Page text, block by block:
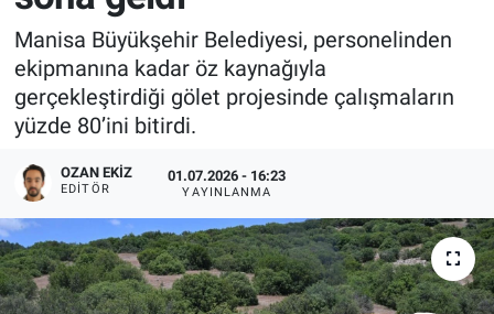
Manisa Büyükşehir Belediyesi, personelinden
ekipmanına kadar öz kaynağıyla
gerçekleştirdiği gölet projesinde çalışmaların
yüzde 80’ini bitirdi.
OZAN EKIZ
EDITÖR
01.07.2026 - 16:23
YAYINLANMA